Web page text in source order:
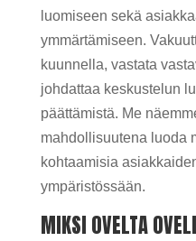
luomiseen sekä
ymmärtämiseen.
kuunnella, vastata
johdattaa keskustelun
päättämistä. Me
mahdollisuutena luoda
kohtaamisia
ympäristössään.
MIKSI OVELTA